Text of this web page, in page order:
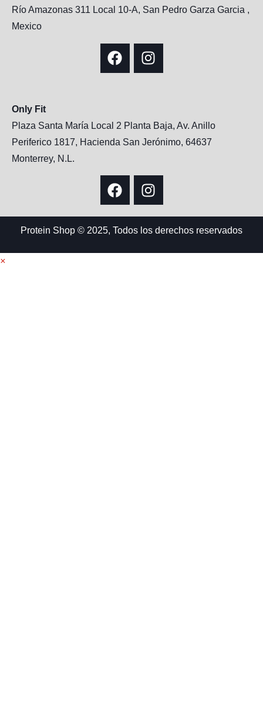
Río Amazonas 311 Local 10-A, San Pedro Garza Garcia ,
Mexico
Only Fit
Plaza Santa María Local 2 Planta Baja, Av. Anillo
Periferico 1817, Hacienda San Jerónimo, 64637
Monterrey, N.L.
Protein Shop © 2025, Todos los derechos reservados
×